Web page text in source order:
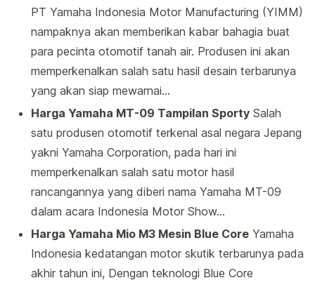
PT Yamaha Indonesia Motor Manufacturing (YIMM)
nampaknya akan memberikan kabar bahagia buat
para pecinta otomotif tanah air. Produsen ini akan
memperkenalkan salah satu hasil desain terbarunya
yang akan siap mewarnai…
Harga Yamaha MT-09 Tampilan Sporty Salah
satu produsen otomotif terkenal asal negara Jepang
yakni Yamaha Corporation, pada hari ini
memperkenalkan salah satu motor hasil
rancangannya yang diberi nama Yamaha MT-09
dalam acara Indonesia Motor Show…
Harga Yamaha Mio M3 Mesin Blue Core Yamaha
Indonesia kedatangan motor skutik terbarunya pada
akhir tahun ini, Dengan teknologi Blue Core